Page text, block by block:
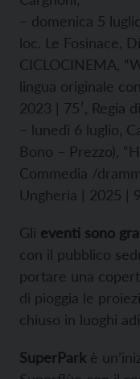
– domenica 5
loc. Le Fosinace,
CICLOCINEMA,
lingua originale
2023 | 75′, Regia
– lunedì 6 luglio,
Bono – Prezzo),
Commedia /
Ungheria | 2025 |
Gli eventi sono
con il pubblico
portare una
di pioggia le
chiuso in luoghi
SuperPark è